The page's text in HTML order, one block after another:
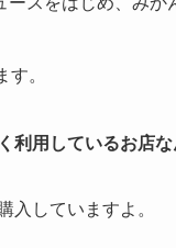
す。
利用しているお店な
入していますよ。